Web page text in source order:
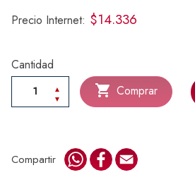
Precio Internet: $14.336
Cantidad
 Comprar
Compartir WhatsApp
Facebook